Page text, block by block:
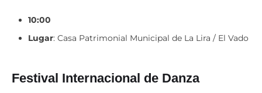
10:00
Lugar: Casa Patrimonial Municipal de La Lira / El Vado
Festival Internacional de Danza